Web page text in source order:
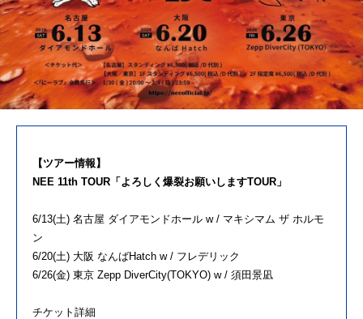
【ツアー情報】
NEE 11th TOUR「よろしく爆裂お願いしますTOUR」
6/13(土) 名古屋 ダイアモンドホール w / マキシマム ザ ホルモ
ン
6/20(土) 大阪 なんばHatch w / フレデリック
6/26(金) 東京 Zepp DiverCity(TOKYO) w / 須田景凪
チケット詳細